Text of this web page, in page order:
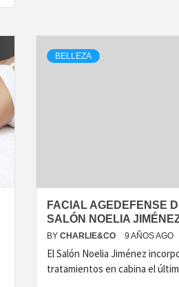
BELLEZA
FACIAL AGEDEFENSE
SALÓN NOELIA
BY CHARLIE&CO 9 AÑOS AGO
El Salón Noelia Jiménez
tratamientos en cabina el